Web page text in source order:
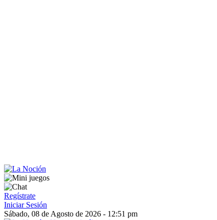
Regístrate
Iniciar Sesión
Sábado, 08 de Agosto de 2026 - 12:51 pm